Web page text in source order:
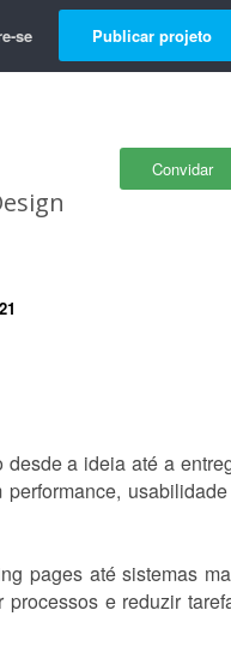
se Publicar projeto
Convidar
a ideia até a
pages até sistemas
e reduzir